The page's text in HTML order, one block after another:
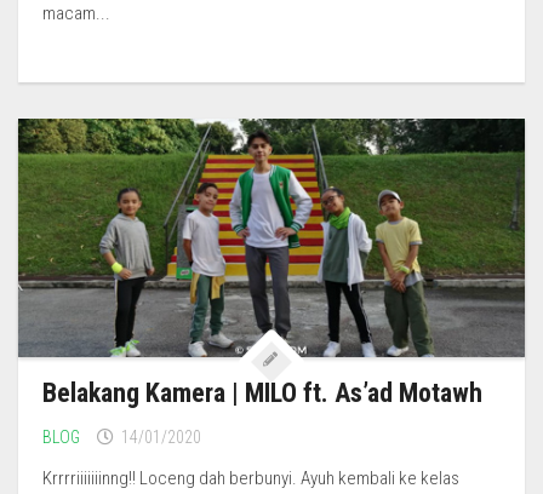
macam...
Belakang Kamera | MILO ft. As’ad Motawh
BLOG 14/01/2020
Krrrriiiiiiinng!! Loceng dah berbunyi. Ayuh kembali ke kelas